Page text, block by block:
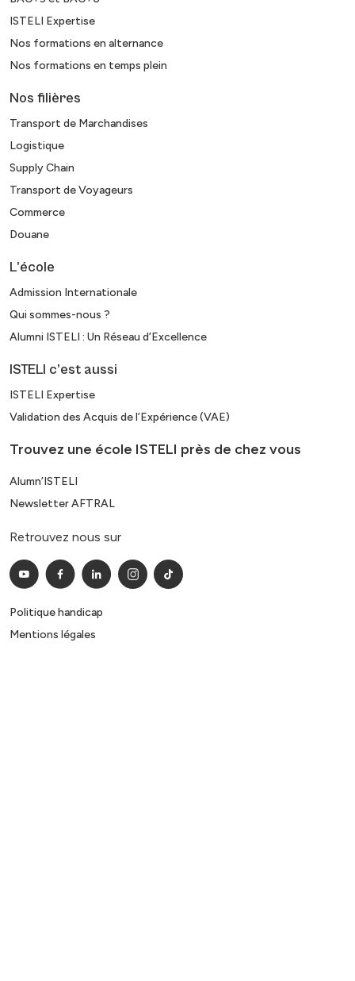
ISTELI Expertise
Nos formations en alternance
Nos formations en temps plein
Nos filières
Transport de Marchandises
Logistique
Supply Chain
Transport de Voyageurs
Commerce
Douane
L’école
Admission Internationale
Qui sommes-nous ?
Alumni ISTELI : Un Réseau d’Excellence
ISTELI c’est aussi
ISTELI Expertise
Validation des Acquis de l’Expérience (VAE)
Trouvez une école ISTELI près de chez vous
Alumn’ISTELI
Newsletter AFTRAL
Retrouvez nous sur
Politique handicap
Mentions légales